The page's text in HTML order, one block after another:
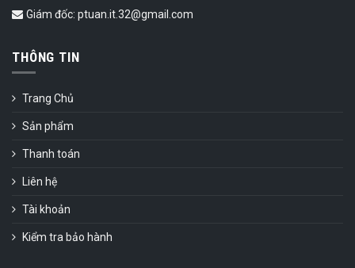
Giám đốc: ptuan.it.32@gmail.com
THÔNG TIN
Trang Chủ
Sản phẩm
Thanh toán
Liên hệ
Tài khoản
Kiểm tra bảo hành